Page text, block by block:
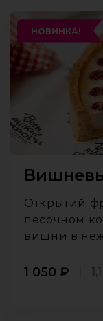
НОВИНКА!
Открытий
песочном
вишни в
1 050 ₽